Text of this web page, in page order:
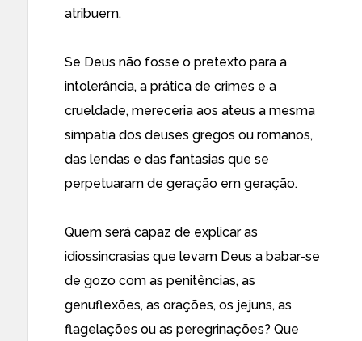
atribuem.
Se Deus não fosse o pretexto para a
intolerância, a prática de crimes e a
crueldade, mereceria aos ateus a mesma
simpatia dos deuses gregos ou romanos,
das lendas e das fantasias que se
perpetuaram de geração em geração.
Quem será capaz de explicar as
idiossincrasias que levam Deus a babar-se
de gozo com as penitências, as
genuflexões, as orações, os jejuns, as
flagelações ou as peregrinações? Que